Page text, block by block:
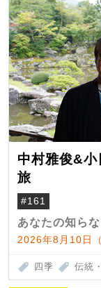
中村雅俊&
旅
#161
あなたの知ら
2026年8月10日
四季 伝統